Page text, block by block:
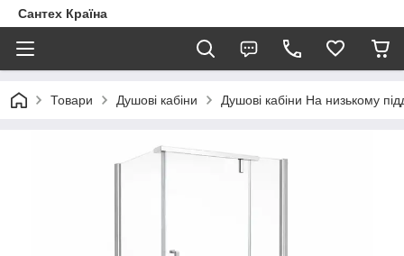
Сантех Країна
Товари Душові кабіни Душові кабіни На низькому